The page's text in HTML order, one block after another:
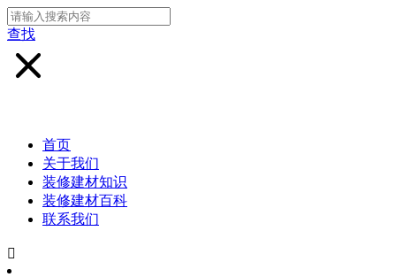
查找
首页
关于我们
装修建材知识
装修建材百科
联系我们
